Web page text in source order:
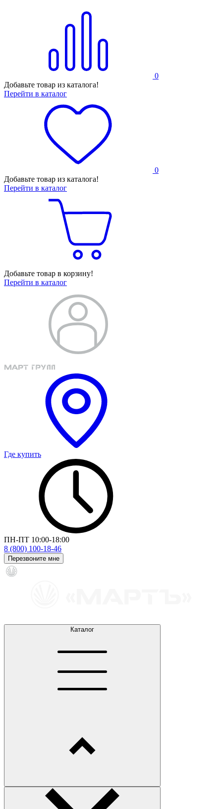
0
Добавьте товар из каталога!
Перейти в каталог
0
Добавьте товар из каталога!
Перейти в каталог
Добавьте товар в корзину!
Перейти в каталог
Где купить
ПН-ПТ 10:00-18:00
8 (800) 100-18-46
Перезвоните мне
Каталог